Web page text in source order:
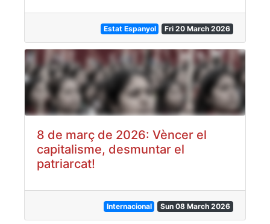
Estat Espanyol Fri 20 March 2026
8 de març de 2026: Vèncer el
capitalisme, desmuntar el
patriarcat!
Internacional Sun 08 March 2026